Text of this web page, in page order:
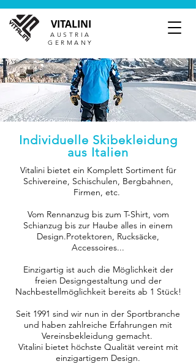
VITALINI
AUSTRIA
GERMANY
Individuelle Skibekleidung
aus Italien
Vitalini bietet ein Komplett Sortiment für
Schivereine, Schischulen, Bergbahnen,
Firmen, etc.
Vom Rennanzug bis zum T-Shirt, vom
Schianzug bis zur Haube alles in einem
Design.Protektoren, Rucksäcke,
Accessoires...
Einzigartig ist auch die Möglichkeit der
freien Designgestaltung und der
Nachbestellmöglichkeit bereits ab 1 Stück!
Seit 1991 sind wir nun in der Sportbranche
und haben zahlreiche Erfahrungen mit
Vereinsbekleidung gemacht.
Vitalini bietet höchste Qualität vereint mit
einzigartigem Design.